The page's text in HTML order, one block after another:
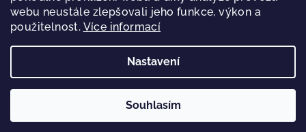
webu neustále zlepšovali jeho funkce, výkon a
použitelnost. Více informací
Nastavení
Souhlasím
Vytvořil Shoptet